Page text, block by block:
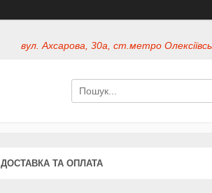
вул. Ахсарова, 30а, ст.метро
ДОСТАВКА ТА ОПЛАТА